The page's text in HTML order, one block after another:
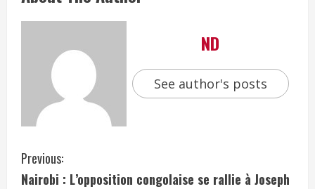
ND
See author's posts
Previous:
Nairobi : L’opposition congolaise se rallie à Joseph